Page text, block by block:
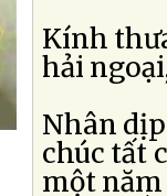
Kính
hải
Nhân
chúc tất
một